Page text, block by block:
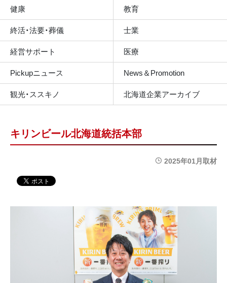
健康
教育
終活・法要・葬儀
士業
経営サポート
医療
Pickupニュース
News＆Promotion
観光・ススキノ
北海道企業アーカイブ
キリンビール北海道統括本部
2025年01月取材